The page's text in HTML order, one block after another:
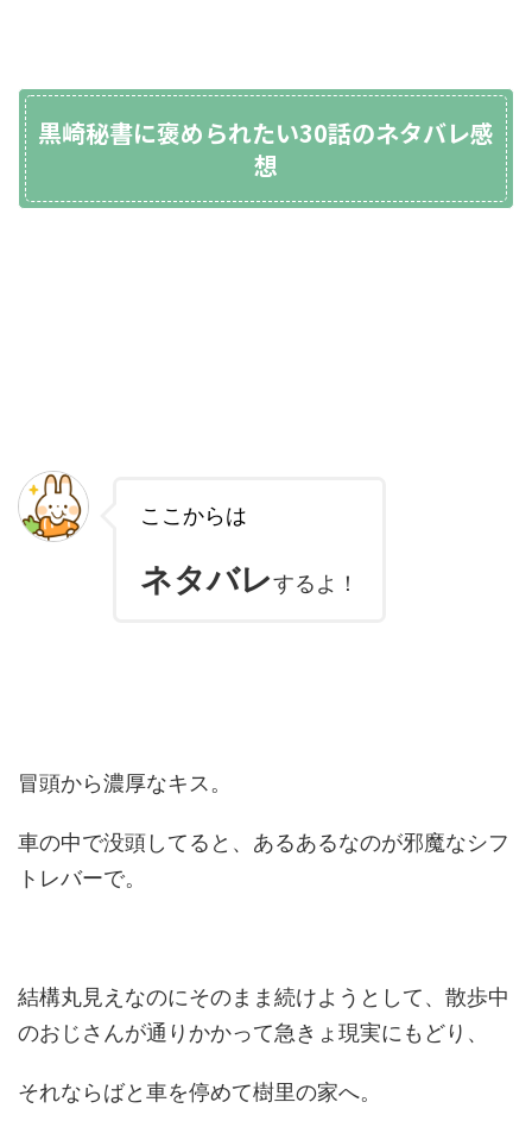
黒崎秘書に褒められたい30話のネタバレ感
想
ここからは
ネタバレするよ！
冒頭から濃厚なキス。
車の中で没頭してると、あるあるなのが邪魔なシフ
トレバーで。
結構丸見えなのにそのまま続けようとして、散歩中
のおじさんが通りかかって急きょ現実にもどり、
それならばと車を停めて樹里の家へ。